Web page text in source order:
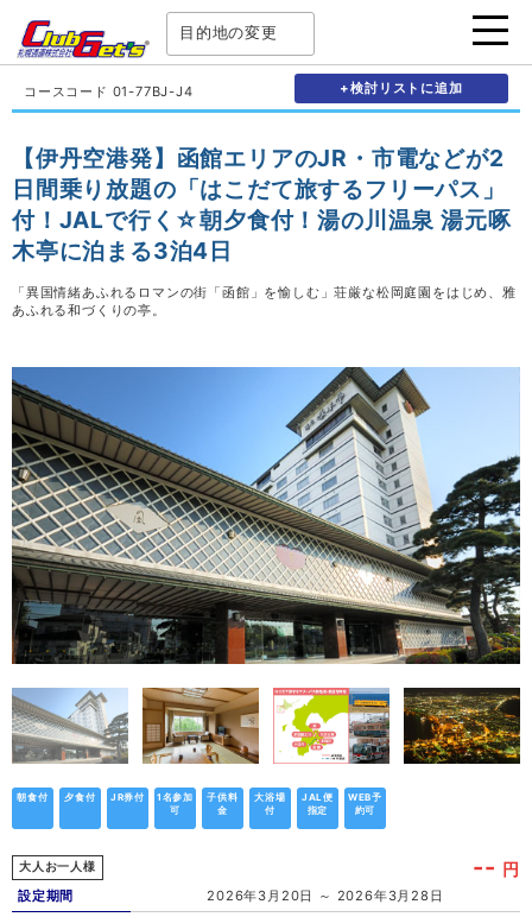
目的地の変更
コースコード 01-77BJ-J4 +検討リストに追加
【伊丹空港発】函館エリアのJR・市電などが2
日間乗り放題の「はこだて旅するフリーパス」
付！JALで行く☆朝夕食付！湯の川温泉 湯元啄
木亭に泊まる3泊4日
「異国情緒あふれるロマンの街「函館」を愉しむ」荘厳な松岡庭園をはじめ、雅
あふれる和づくりの亭。
朝食付 夕食付 JR券付
1名参加
可
子供料
金
大浴場
付
JAL便
指定
WEB予
約可
大人お一人様 -- 円
設定期間
2026年3月20日 ～ 2026年3月28日